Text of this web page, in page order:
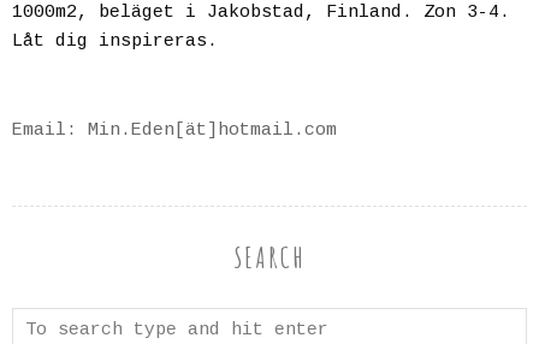
1000m2, beläget i Jakobstad, Finland. Zon 3-4.
Låt dig inspireras.
Email: Min.Eden[ät]hotmail.com
SEARCH